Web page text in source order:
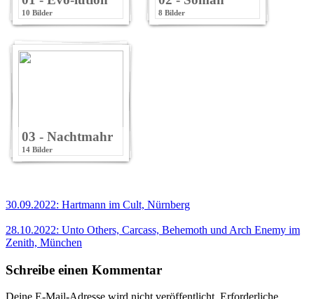
10 Bilder 8 Bilder
03 - Nachtmahr
14 Bilder
30.09.2022: Hartmann im Cult, Nürnberg
28.10.2022: Unto Others, Carcass, Behemoth und Arch Enemy im
Zenith, München
Schreibe einen Kommentar